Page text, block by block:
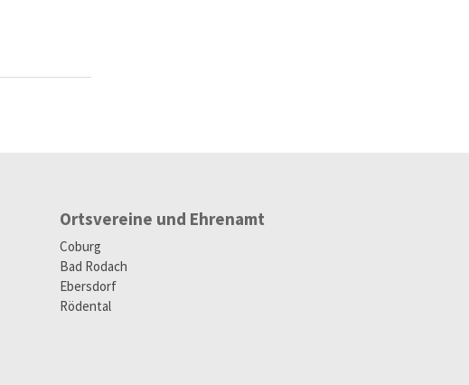
Ortsvereine und Ehrenamt
Coburg
Bad Rodach
Ebersdorf
Rödental